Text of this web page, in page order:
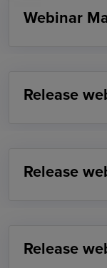
Webinar
Release
Release
Release